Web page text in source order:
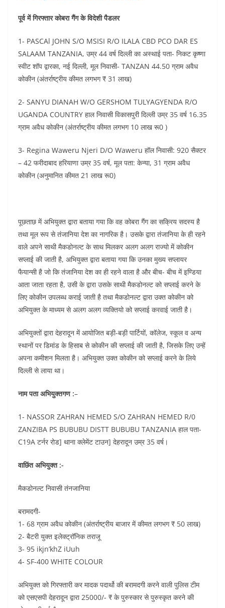
पूर्व में गिरफ्तार कोबरा गैंग के विदेशी पैडलर
1- PASCAl JOHN S/O MSISI R/O ILALA CBD PCO DAR ES
SALAAM TANZANIA, उम्र 44 वर्ष दिल्ली का अस्थाई पता- निकट कृष्णा
स्वीट शॉप द्वारका, नई दिल्ली, मूल निवासी- TANZAN 44.50 ग्राम अवैध
कोकीन (अंतर्राष्ट्रीय कीमत लगभग ₹ 31 लाख)
2- SANYU DIANAH W/O GERSHOM TULYAGYENDA R/O
UGANDA COUNTRY हाल निवासी विकासपुरी दिल्ली उम्र 35 वर्ष 16.35
ग्राम अवैध कोकीन (अंतर्राष्ट्रीय कीमत लगभग 10 लाख रू0 )
3- Regina Waweru Njeri D/O Waweru हॉल निवासी: 920 सैक्टर
– 42 फरीदाबाद हरियाणा उम्र 35 वर्ष, मूल पता: केन्या, 31 ग्राम अवैध
कोकीन (अनुमानित कीमत 21 लाख रू0)
पूछताछ में अभियुक्त द्वारा बताया गया कि वह कोबरा गैंग का सक्रिय सदस्य है
तथा मूल रूप से तंजानिया देश का नागरिक है। उसके द्वारा तंजानिया के ही रहने
वाले अपने साथी मैकडोनल्ट के साथ मिलकर अलग अलग राज्यो में कोकीन
सप्लाई की जाती है, अभियुक्त द्वारा बताया गया कि उनका मुख्य सप्लायर
फैयान्सी है जो कि तंजानिया देश का ही रहने वाला है और बीच- बीच में इण्डिया
आता जाता रहता है, उसी के द्वारा उसके साथी मैकडोनल्ट को सप्लाई करने के
लिए कोकीन उपलब्ध कराई जाती है तथा मैकडोनल्ट द्वारा उक्त कोकीन को
अभियुक्त के माध्यम से अलग अलग व्यक्तियो को सप्लाई करवाई जाती है।
अभियुक्तों द्वारा देहरादून में आयोजित बड़ी-बड़ी पार्टियों, कॉलेज, स्कूल व अन्य
स्थानों पर डिमांड के हिसाब से कोकीन की सप्लाई की जाती है, जिसके लिए उन्हें
अपना कमीशन मिलता है। अभियुक्त उक्त कोकीन को सप्लाई करने के लिये
दिल्ली से लाया था।
नाम पता अभियुक्तगण :–
1- NASSOR ZAHRAN HEMED S/O ZAHRAN HEMED R/0
ZANZIBA PS BUBUBU DISTT BUBUBU TANZANIA हाल पता-
C19A टर्नर रोड] थाना क्लेमेंट टाउन] देहरादून उम्र 35 वर्ष।
वाछिंत अभियुक्त :-
मैकडोनल्ट निवासी तंनजानिया
बरामदगी-
1- 68 ग्राम अवैध कोकीन (अंतर्राष्ट्रीय बाजार में कीमत लगभग ₹ 50 लाख)
2- बैटरी युक्त इलेक्ट्रॉनिक तराजू
3- 95 ikjn’khZ iUuh
4- SF-400 WHITE COLOUR
अभियुक्त को गिरफ्तारी कर मादक पदार्थो की बरामदगी करने वाली पुलिस टीम
को एसएसपी देहरादून द्वारा 25000/- ₹ के पुरुस्कार से पुरुस्कृत करने की